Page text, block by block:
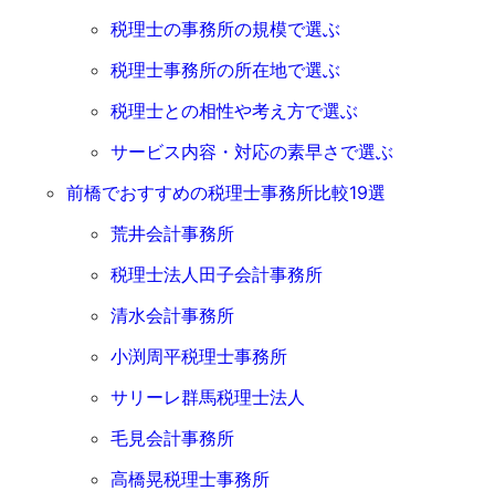
税理士の事務所の規模で選ぶ
税理士事務所の所在地で選ぶ
税理士との相性や考え方で選ぶ
サービス内容・対応の素早さで選ぶ
前橋でおすすめの税理士事務所比較19選
荒井会計事務所
税理士法人田子会計事務所
清水会計事務所
小渕周平税理士事務所
サリーレ群馬税理士法人
毛見会計事務所
高橋晃税理士事務所